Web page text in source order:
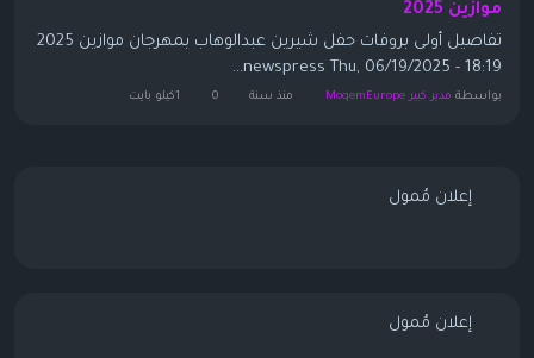
موازين 2025
تفاصيل أولى بروفات حفل شيرين عبدالوهاب بمهرجان موازين 2025
newspress Thu, 06/19/2025 - 18:19...
بواسطة مدير كبير MoqemEurope منذ سنة 0 1كيلو بايت
إعلان مُمول
إعلان مُمول